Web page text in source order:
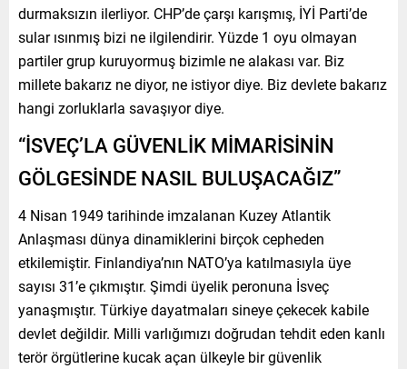
durmaksızın ilerliyor. CHP’de çarşı karışmış, İYİ Parti’de
sular ısınmış bizi ne ilgilendirir. Yüzde 1 oyu olmayan
partiler grup kuruyormuş bizimle ne alakası var. Biz
millete bakarız ne diyor, ne istiyor diye. Biz devlete bakarız
hangi zorluklarla savaşıyor diye.
“İSVEÇ’LA GÜVENLİK MİMARİSİNİN
GÖLGESİNDE NASIL BULUŞACAĞIZ”
4 Nisan 1949 tarihinde imzalanan Kuzey Atlantik
Anlaşması dünya dinamiklerini birçok cepheden
etkilemiştir. Finlandiya’nın NATO’ya katılmasıyla üye
sayısı 31’e çıkmıştır. Şimdi üyelik peronuna İsveç
yanaşmıştır. Türkiye dayatmaları sineye çekecek kabile
devlet değildir. Milli varlığımızı doğrudan tehdit eden kanlı
terör örgütlerine kucak açan ülkeyle bir güvenlik